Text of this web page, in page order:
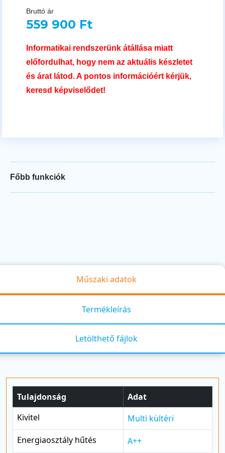
Bruttó ár
559 900 Ft
Informatikai rendszerünk átállása miatt
előfordulhat, hogy nem az aktuális készletet
és árat látod. A pontos információért kérjük,
keresd képviselődet!
Főbb funkciók
Műszaki adatok
Termékleírás
Letölthető fájlok
Tulajdonság
Adat
Kivitel
Multi kültéri
Energiaosztály hűtés
A++